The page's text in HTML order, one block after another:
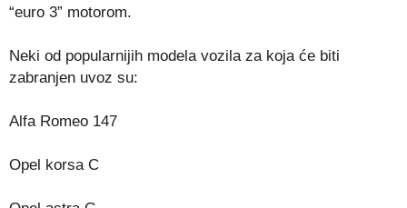
“euro 3” motorom.
Neki od popularnijih modela vozila za koja će biti
zabranjen uvoz su:
Alfa Romeo 147
Opel korsa C